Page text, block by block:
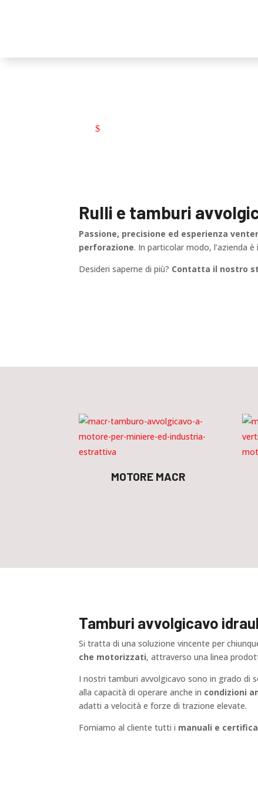
$
Rulli e tamburi
Passione, precisione ed esperienza
perforazione. In particolar modo, l’azienda
Desideri saperne di più? Contatta il nostro
MOTORE MACR
Tamburi avvolgicavo
Si tratta di una soluzione vincente per
che motorizzati, attraverso una linea
I nostri tamburi avvolgicavo sono in grado di
alla capacità di operare anche in condizioni
adatti a velocità e forze di trazione elevate.
Forniamo al cliente tutti i manuali e